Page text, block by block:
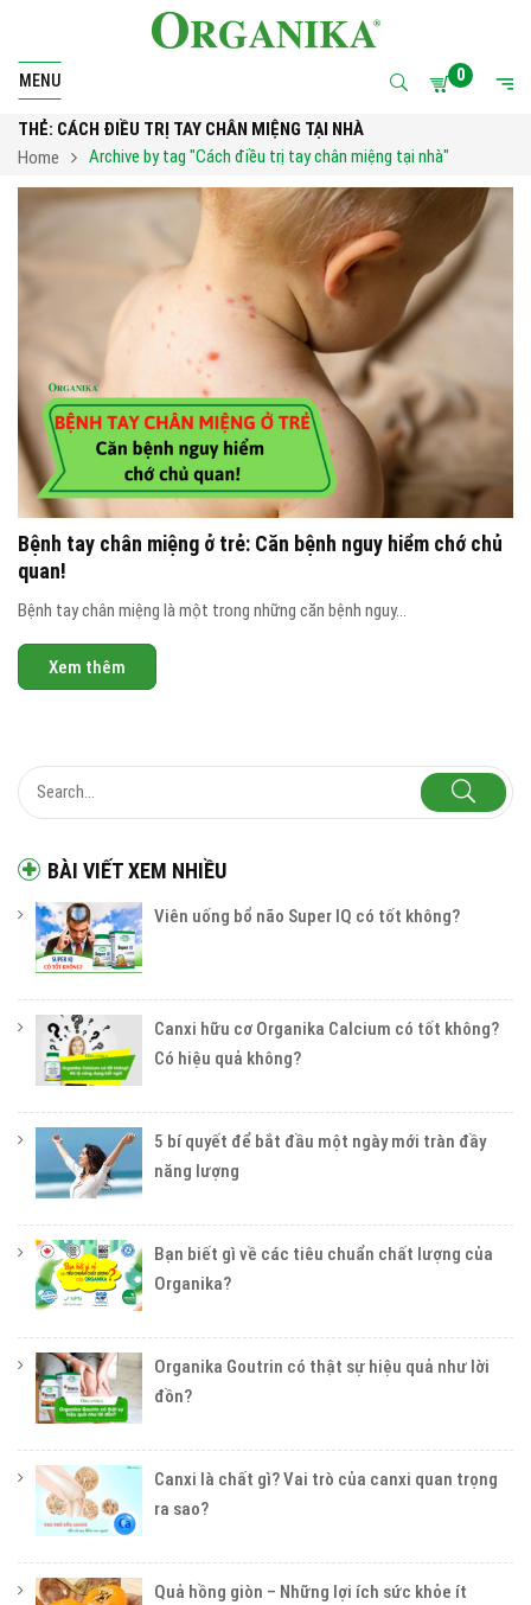
MENU 0
THẺ: CÁCH ĐIỀU TRỊ TAY CHÂN MIỆNG TẠI NHÀ
Home
Archive by tag "Cách điều trị tay chân miệng tại nhà"
BÀI VIẾT XEM NHIỀU
Viên uống bổ não Super IQ có tốt không?
Canxi hữu cơ Organika Calcium có tốt không?
Có hiệu quả không?
5 bí quyết để bắt đầu một ngày mới tràn đầy
năng lượng
Bạn biết gì về các tiêu chuẩn chất lượng của
Organika?
Organika Goutrin có thật sự hiệu quả như lời
đồn?
Canxi là chất gì? Vai trò của canxi quan trọng
ra sao?
Quả hồng giòn – Những lợi ích sức khỏe ít
Bệnh tay chân miệng ở trẻ: Căn bệnh nguy hiểm chớ chủ
quan!
Bệnh tay chân miệng là một trong những căn bệnh nguy...
Xem thêm